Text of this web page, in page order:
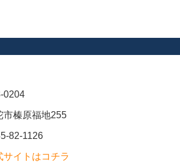
0204
市榛原福地255
82-1126
サイトはコチラ